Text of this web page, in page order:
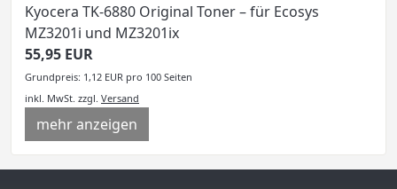
Kyocera TK-6880 Original Toner – für Ecosys
MZ3201i und MZ3201ix
55,95 EUR
Grundpreis: 1,12 EUR pro 100 Seiten
inkl. MwSt. zzgl. Versand
mehr anzeigen